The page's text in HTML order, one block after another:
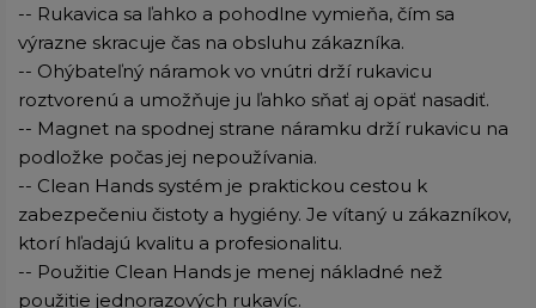
-- Rukavica sa ľahko a pohodlne vymieňa, čím sa
výrazne skracuje čas na obsluhu zákazníka.
-- Ohýbateľný náramok vo vnútri drží rukavicu
roztvorenú a umožňuje ju ľahko sňať aj opäť nasadiť.
-- Magnet na spodnej strane náramku drží rukavicu na
podložke počas jej nepoužívania.
-- Clean Hands systém je praktickou cestou k
zabezpečeniu čistoty a hygiény. Je vítaný u zákazníkov,
ktorí hľadajú kvalitu a profesionalitu.
-- Použitie Clean Hands je menej nákladné než
použitie jednorazových rukavíc.